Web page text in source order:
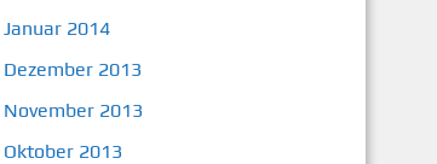
Januar 2014
Dezember 2013
November 2013
Oktober 2013